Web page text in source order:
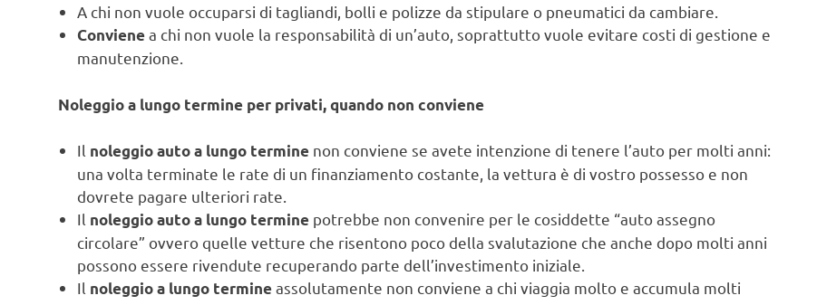
A chi non vuole occuparsi di tagliandi, bolli e polizze da stipulare o pneumatici da cambiare.
Convienea chi non vuole la responsabilità di un’auto, soprattutto vuole evitare costi di gestione e
manutenzione.
Noleggio a lungo termine per privati, quando non conviene
Il noleggio auto a lungo termine non conviene se avete intenzione di tenere l’auto per molti anni:
una volta terminate le rate di un finanziamento costante, la vettura è di vostro possesso e non
dovrete pagare ulteriori rate.
Il noleggio auto a lungo termine potrebbe non convenire per le cosiddette “auto assegno
circolare” ovvero quelle vetture che risentono poco della svalutazione che anche dopo molti anni
possono essere rivendute recuperando parte dell’investimento iniziale.
Il noleggio a lungo termineassolutamente non conviene a chi viaggia molto e accumula molti